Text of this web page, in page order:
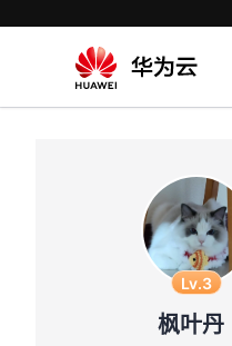
Lv.3
枫叶丹